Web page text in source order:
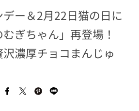
ー＆2月22日猫の日に
ぎちゃん」再登場！
濃厚チョコまんじゅ